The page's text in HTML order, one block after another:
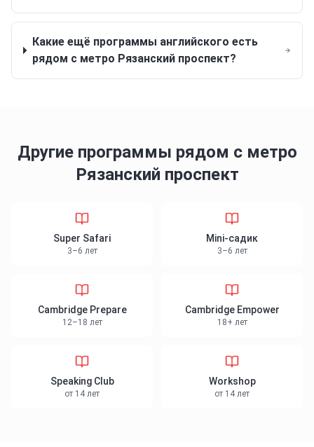
Какие ещё программы английского есть
рядом с метро Рязанский проспект?
Другие программы рядом с метро
Рязанский проспект
Super Safari
3–6 лет
Mini-садик
3–6 лет
Cambridge Prepare
12–18 лет
Cambridge Empower
18+ лет
Speaking Club
от 14 лет
Workshop
от 14 лет